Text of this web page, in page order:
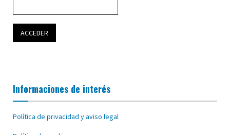
Informaciones de interés
Política de privacidad y aviso legal